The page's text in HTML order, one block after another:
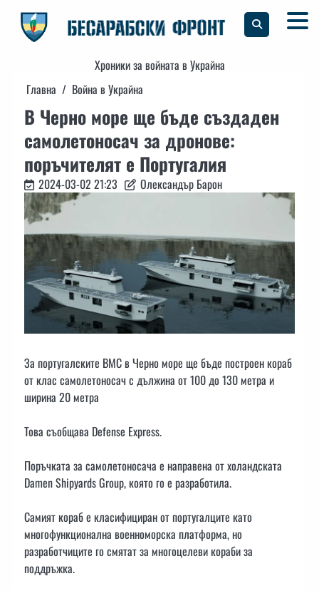
content
Хроники за войната в Украйна
Главна
Война в Украйна
В Черно море ще бъде създаден
самолетоносач за дронове:
поръчителят е Португалия
2024-03-02 21:23 Олександър Барон
За португалските ВМС в Черно море ще бъде построен кораб
от клас самолетоносач с дължина от 100 до 130 метра и
ширина 20 метра
Това съобщава Defense Express.
Поръчката за самолетоносача е направена от холандската
Damen Shipyards Group, която го е разработила.
Самият кораб е класифициран от португалците като
многофункционална военноморска платформа, но
разработчиците го смятат за многоцелеви кораби за
поддръжка.